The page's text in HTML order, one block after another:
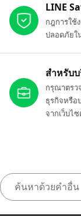
LINE
กฎการใช้
ปลอดภัยใ
สำหรับ
กรุณาตรว
ธุรกิจหรือ
จากเว็บไ